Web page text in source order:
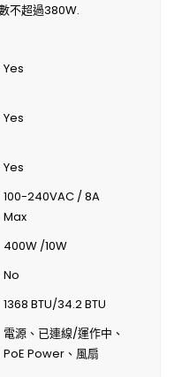
不超過380W.
Yes
Yes
Yes
100-240VAC / 8A
Max
400W /10W
No
1368 BTU/34.2 BTU
電源、已連線/運作中、
PoE Power、風扇